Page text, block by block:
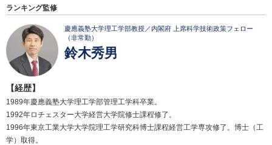
ランキング監修
慶應義塾大学理工学部教授／内閣府 上席科学技術政策フェロー
（非常勤）
鈴木秀男
【経歴】
1989年慶應義塾大学理工学部管理工学科卒業。
1992年ロチェスター大学経営大学院修士課程修了。
1996年東京工業大学大学院理工学研究科博士課程経営工学専攻修了。博士（工
学）取得。